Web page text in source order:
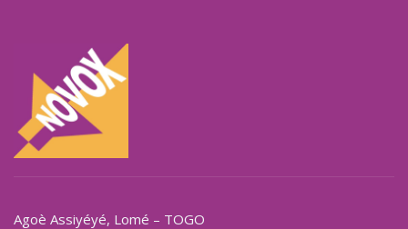
Agoè Assiyéyé, Lomé – TOGO